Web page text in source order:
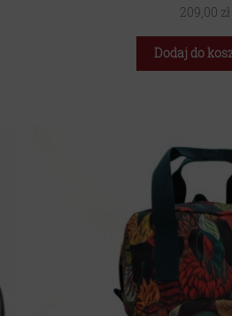
209,00 zł
Dodaj do